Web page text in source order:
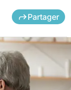
Partager